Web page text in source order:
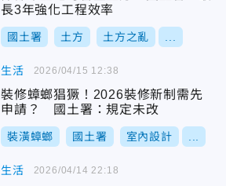
長3年強化工程效率
國土署 土方 土方之亂
生活
裝修蟑螂猖獗！2026裝修新制需先
申請？ 國土署：規定未改
裝潢蟑螂 國土署 室內設計
2026/04/15 12:38
生活 2026/04/14 22:18